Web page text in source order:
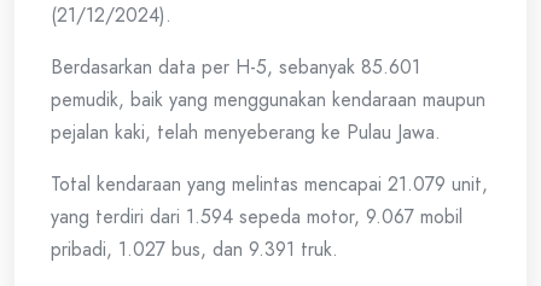
(21/12/2024).
Berdasarkan data per H-5, sebanyak 85.601
pemudik, baik yang menggunakan kendaraan maupun
pejalan kaki, telah menyeberang ke Pulau Jawa.
Total kendaraan yang melintas mencapai 21.079 unit,
yang terdiri dari 1.594 sepeda motor, 9.067 mobil
pribadi, 1.027 bus, dan 9.391 truk.